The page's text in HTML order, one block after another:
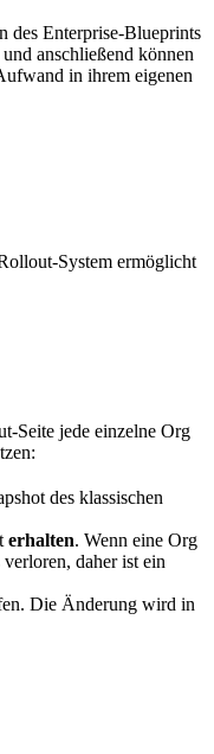
des Enterprise-Blueprints
anschließend können
in ihrem eigenen
System ermöglicht
Seite jede einzelne Org
des klassischen
erhalten. Wenn eine Org
daher ist ein
Die Änderung wird in